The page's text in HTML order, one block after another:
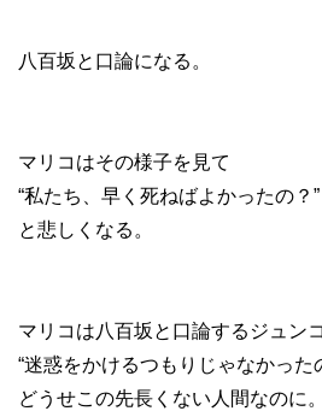
八百坂と口論になる。
マリコはその様子を見て
“私たち、早く死ねばよかったの？”
と悲しくなる。
マリコは八百坂と口論するジュン
“迷惑をかけるつもりじゃなかった
どうせこの先長くない人間なのに